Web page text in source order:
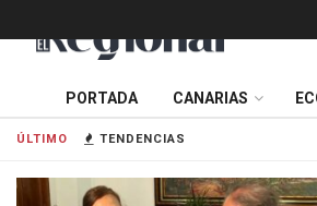
ÚLTIMO TENDENCIAS
PORTADA CANARIAS